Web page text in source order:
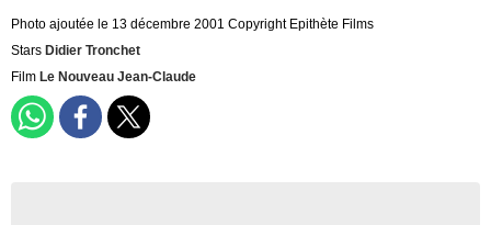
Photo ajoutée le 13 décembre 2001 Copyright Epithète Films
Stars Didier Tronchet
Film Le Nouveau Jean-Claude